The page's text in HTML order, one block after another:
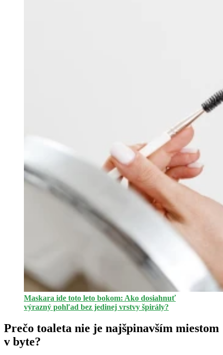
Maskara ide toto leto bokom: Ako dosiahnuť
výrazný pohľad bez jedinej vrstvy špirály?
Prečo toaleta nie je najšpinavším miestom
v byte?